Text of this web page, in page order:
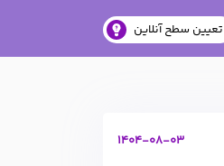
تعیین سطح آنلاین
1404-08-03